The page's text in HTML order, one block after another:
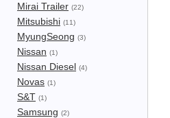
Mirai Trailer (22)
Mitsubishi (11)
MyungSeong (3)
Nissan (1)
Nissan Diesel (4)
Novas (1)
S&T (1)
Samsung (2)